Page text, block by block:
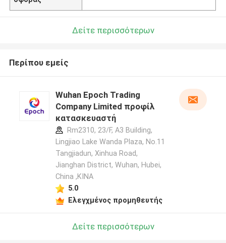
Δείτε περισσότερων
Περίπου εμείς
Wuhan Epoch Trading
Company Limited προφίλ
κατασκευαστή
Rm2310, 23/F, A3 Building,
Lingjiao Lake Wanda Plaza, No.11
Tangjiadun, Xinhua Road,
Jianghan District, Wuhan, Hubei,
China ,ΚΙΝΑ
5.0
Ελεγχμένος προμηθευτής
Δείτε περισσότερων